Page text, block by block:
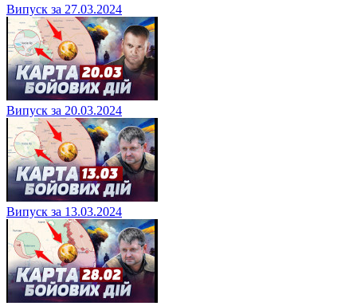
Випуск за 27.03.2024
Випуск за 20.03.2024
Випуск за 13.03.2024